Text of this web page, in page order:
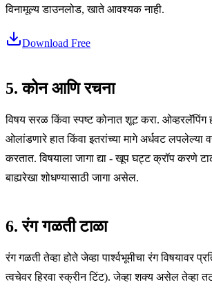
विनामूल्य डाउनलोड, खाते आवश्यक नाही.
Download Free
5. कोन आणि रचना
विषय सरळ किंवा स्पष्ट कोनात शूट करा. ओव्हरलॅपिंग
ओलांडणारे हात किंवा इतरांच्या मागे अर्धवट लपलेल्या
करतात. विषयाला जागा द्या - खूप घट्ट क्रॉप करणे
बाह्यरेखा शोधण्यासाठी जागा असेल.
6. रंग गळती टाळा
रंग गळती तेव्हा होते जेव्हा पार्श्वभूमीचा रंग विषयावर
त्वचेवर हिरवा स्क्रीन टिंट). जेव्हा शक्य असेल तेव्हा